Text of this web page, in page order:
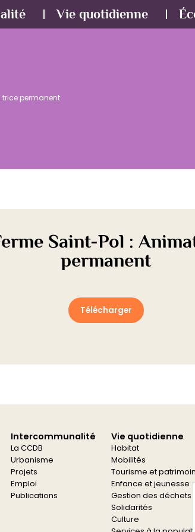
Vie quotidienne
trice permanent
Télécharger
Saint-Pol :
permanent
Intercommunalité
La CCDB
Urbanisme
Projets
Emploi
Publications
Vie quotidienne
Habitat
Mobilités
Tourisme et
Enfance et jeunesse
Gestion des déchets
Solidarités
Culture